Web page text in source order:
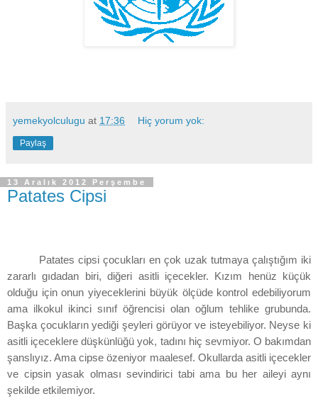
yemekyolculugu at 17:36 Hiç yorum yok:
Paylaş
13 Aralık 2012 Perşembe
Patates Cipsi
Patates cipsi çocukları en çok uzak tutmaya çalıştığım iki
zararlı gıdadan biri, diğeri asitli içecekler. Kızım henüz küçük
olduğu için onun yiyeceklerini büyük ölçüde kontrol edebiliyorum
ama ilkokul ikinci sınıf öğrencisi olan oğlum tehlike grubunda.
Başka çocukların yediği şeyleri görüyor ve isteyebiliyor. Neyse ki
asitli içeceklere düşkünlüğü yok, tadını hiç sevmiyor. O bakımdan
şanslıyız. Ama cipse özeniyor maalesef. Okullarda asitli içecekler
ve cipsin yasak olması sevindirici tabi ama bu her aileyi aynı
şekilde etkilemiyor.